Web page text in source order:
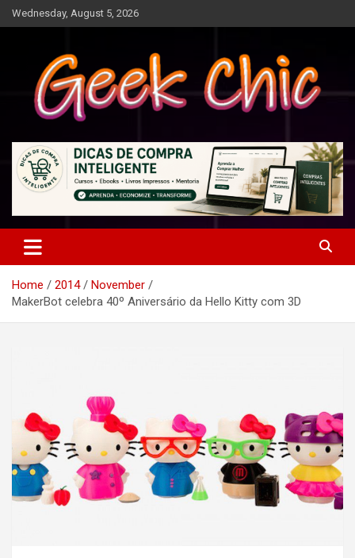
Skip
to
Wednesday, August 5, 2026
Geek Chic
Home 2014
November
MakerBot celebra 40º Aniversário da Hello Kitty com 3D